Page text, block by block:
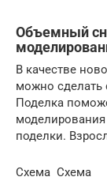
Объемный
В качестве
можно сделать
Поделка
поделки.
Схема Схема